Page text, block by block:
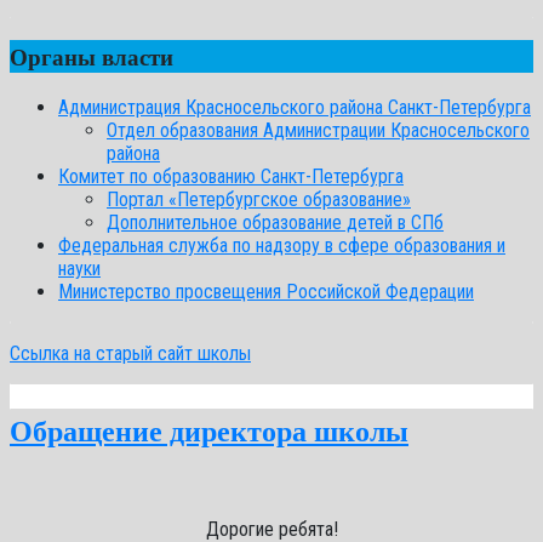
Органы власти
Администрация Красносельского района Санкт-Петербурга
Отдел образования Администрации Красносельского
района
Комитет по образованию Санкт-Петербурга
Портал «Петербургское образование»
Дополнительное образование детей в СПб
Федеральная служба по надзору в сфере образования и
науки
Министерство просвещения Российской Федерации
Ссылка на старый сайт школы
Обращение директора школы
Дорогие ребята!